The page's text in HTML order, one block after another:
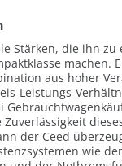
Stärken, die ihn
machen.
aus hoher
Leistungs-
der Ceed
wie